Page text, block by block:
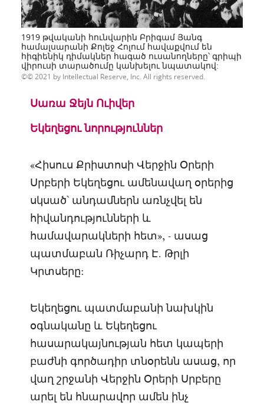
1919 թվականի հունվարին Բրիգամ Յանգ
համալսարանի Քոլեջ Հոլում հավաքվում են
հիգիենիկ դիմակներ հագած ուսանողները՝ գրիպի
վիրուսի տարածումը կանխելու նպատակով:
© 2021 by Intellectual Reserve, Inc. All rights reserved.
Սառա Ջեյն Ուիվեր
Եկեղեցու նորություններ
«Հիսուս Քրիստոսի Վերջին Օրերի
Սրբերի Եկեղեցու ամենավաղ օրերից
սկսած՝ անդամներն առնչվել են
հիվանդությունների և
համավարակների հետ», - ասաց
պատմաբան Ռիչարդ Է. Թրլի
Կրտսերը:
Եկեղեցու պատմաբանի նախկին
օգնականը և Եկեղեցու
հասարակայնության հետ կապերի
բաժնի գործադիր տնօրենն ասաց, որ
վաղ շրջանի Վերջին Օրերի Սրբերը
արել են հնարավոր ամեն ինչ